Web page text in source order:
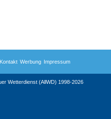
Kontakt Werbung Impressum
Wetterdienst (AllWD) 1998-2026